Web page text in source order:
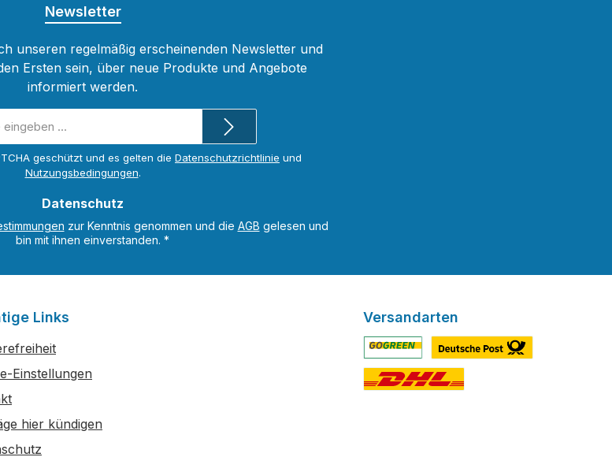
Newsletter
unseren regelmäßig erscheinenden Newsletter und
Ersten sein, über neue Produkte und Angebote
informiert werden.
geschützt und es gelten die Datenschutzrichtlinie und
Nutzungsbedingungen.
Datenschutz
zur Kenntnis genommen und die AGB gelesen und
bin mit ihnen einverstanden. *
Links
Einstellungen
hier kündigen
Versandarten
Benutzerdefiniertes Bild 1
Benutzerdefiniertes Bild 2